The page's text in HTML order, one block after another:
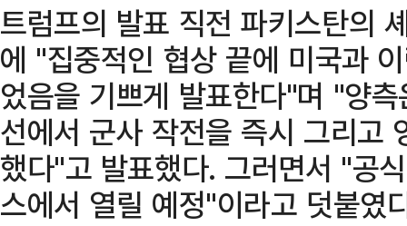
트럼프의 발표 직전 파키스탄의
에 "집중적인 협상 끝에 미국과
었음을 기쁘게 발표한다"며 "양
선에서 군사 작전을 즉시 그리고
했다"고 발표했다. 그러면서 "공
스에서 열릴 예정"이라고 덧붙였